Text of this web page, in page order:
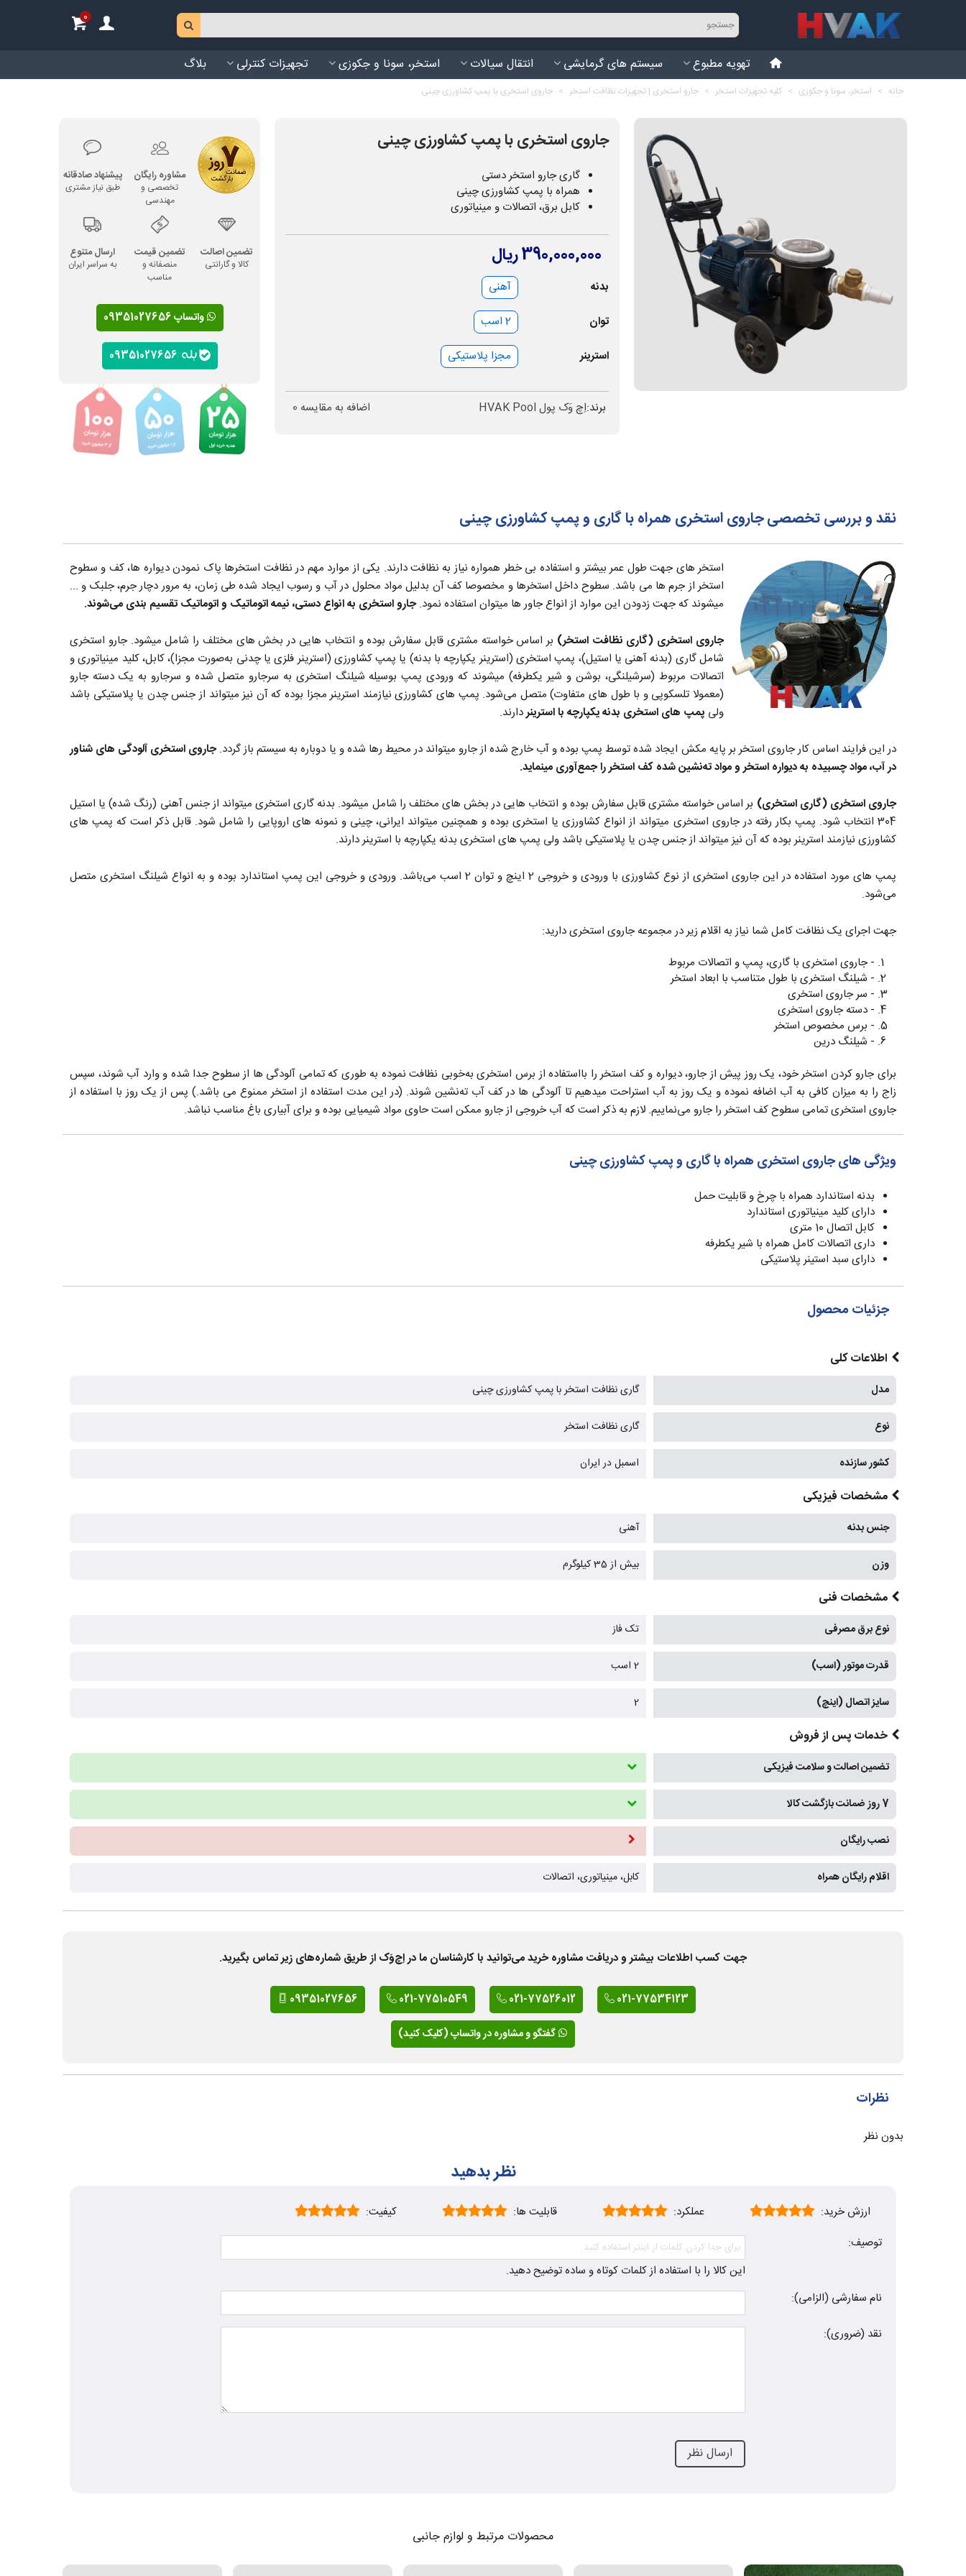
0
تهویه مطبوع سیستم های گرمایشی انتقال سیالات استخر، سونا و جکوزی تجهیزات کنترلی بلاگ
خانه > استخر، سونا و جکوزی > کلیه تجهیزات استخر > جارو استخری | تجهیزات نظافت استخر > جاروی استخری با پمپ کشاورزی چینی
جاروی استخری با پمپ کشاورزی چینی
گاری جارو استخر دستی
همراه با پمپ کشاورزی چینی
کابل برق، اتصالات و مینیاتوری
390,000,000 ریال
بدنه
آهنی
توان
2 اسب
استرینر
مجزا پلاستیکی
برند:اِچ وَک پول HVAK Pool اضافه به مقایسه 0
مشاوره رایگان
تخصصی و
مهندسی
پیشنهاد صادقانه
طبق نیاز مشتری
تضمین اصالت
کالا و گارانتی
تضمین قیمت
منصفانه و
مناسب
ارسال متنوع
به سراسر ایران
واتساپ 09351027656
نقد و بررسی تخصصی جاروی استخری همراه با گاری و پمپ کشاورزی چینی
استخر های جهت طول عمر بیشتر و استفاده بی خطر همواره نیاز به نظافت دارند. یکی از موارد مهم در نظافت استخرها پاک نمودن دیواره ها، کف و سطوح
استخر از جرم ها می باشد. سطوح داخل استخرها و مخصوصا کف آن بدلیل مواد محلول در آب و رسوب ایجاد شده طی زمان، به مرور دچار جرم، جلبک و ...
میشوند که جهت زدودن این موارد از انواع جاور ها میتوان استفاده نمود. جارو استخری به انواع دستی، نیمه اتوماتیک و اتوماتیک تقسیم بندی می‌شوند.
جاروی استخری (گاری نظافت استخر) بر اساس خواسته مشتری قابل سفارش بوده و انتخاب هایی در بخش های مختلف را شامل میشود. جارو استخری
شامل گاری (بدنه آهنی یا استیل)، پمپ استخری (استرینر یکپارچه با بدنه) یا پمپ کشاورزی (استرینر فلزی یا چدنی به‌صورت مجزا)، کابل، کلید مینیاتوری و
اتصالات مربوط (سرشیلنگی، بوشن و شیر یکطرفه) میشوند که ورودی پمپ بوسیله شیلنگ استخری به سرجارو متصل شده و سرجارو به یک دسته جارو
(معمولا تلسکوپی و با طول های متفاوت) متصل می‌شود. پمپ های کشاورزی نیازمند استرینر مجزا بوده که آن نیز میتواند از جنس چدن یا پلاستیکی باشد
ولی پمپ های استخری بدنه یکپارچه با استرینردارند.
در این فرایند اساس کار جاروی استخر بر پایه مکش ایجاد شده توسط پمپ بوده و آب خارج شده از جارو میتواند در محیط رها شده و یا دوباره به سیستم باز گردد. جاروی استخری آلودگی های شناور
در آب، مواد چسبیده به دیواره استخر و مواد ته‌نشین شده کف استخر را جمع‌آوری مینماید.
جاروی استخری (گاری استخری) بر اساس خواسته مشتری قابل سفارش بوده و انتخاب هایی در بخش های مختلف را شامل میشود. بدنه گاری استخری میتواند از جنس آهنی (رنگ شده) یا استیل
304 انتخاب شود. پمپ بکار رفته در جاروی استخری میتواند از انواع کشاورزی یا استخری بوده و همچنین میتواند ایرانی، چینی و نمونه های اروپایی را شامل شود. قابل ذکر است که پمپ های
کشاورزی نیازمند استرینر بوده که آن نیز میتواند از جنس چدن یا پلاستیکی باشد ولی پمپ های استخری بدنه یکپارچه با استرینر دارند.
پمپ های مورد استفاده در این جاروی استخری از نوع کشاورزی با ورودی و خروجی 2 اینچ و توان 2 اسب می‌باشد. ورودی و خروجی این پمپ استاندارد بوده و به انواع شیلنگ استخری متصل
می‌شود.
جهت اجرای یک نظافت کامل شما نیاز به اقلام زیر در مجموعه جاروی استخری دارید:
- جاروی استخری با گاری، پمپ و اتصالات مربوط
- شیلنگ استخری با طول متناسب با ابعاد استخر
- سر جاروی استخری
- دسته جاروی استخری
- برس مخصوص استخر
- شیلنگ درین
برای جارو کردن استخر خود، یک روز پیش از جارو، دیواره و کف استخر را بااستفاده از برس استخری به‌خوبی نظافت نموده به طوری که تمامی آلودگی ها از سطوح جدا شده و وارد آب شوند، سپس
زاج را به میزان کافی به آب اضافه نموده و یک روز به آب استراحت میدهیم تا آلودگی ها در کف آب ته‌نشین شوند. (در این مدت استفاده از استخر ممنوع می باشد.) پس از یک روز با استفاده از
جاروی استخری تمامی سطوح کف استخر را جارو می‌نماییم. لازم به ذکر است که آب خروجی از جارو ممکن است حاوی مواد شیمیایی بوده و برای آبیاری باغ مناسب نباشد.
ویژگی های جاروی استخری همراه با گاری و پمپ کشاورزی چینی
بدنه استاندارد همراه با چرخ و قابلیت حمل
دارای کلید مینیاتوری استاندارد
کابل اتصال 10 متری
داری اتصالات کامل همراه با شیر یکطرفه
دارای سبد استینر پلاستیکی
جزئیات محصول
اطلاعات کلی
مدل گاری نظافت استخر با پمپ کشاورزی چینی
نوع گاری نظافت استخر
کشور سازنده اسمبل در ایران
مشخصات فیزیکی
جنس بدنه آهنی
وزن بیش از 35 کیلوگرم
مشخصات فنی
نوع برق مصرفی تک فاز
قدرت موتور (اسب) 2 اسب
سایز اتصال (اینچ) 2
خدمات پس از فروش
تضمین اصالت و سلامت فیزیکی
7 روز ضمانت بازگشت کالا
نصب رایگان
اقلام رایگان همراه کابل، مینیاتوری، اتصالات
جهت کسب اطلاعات بیشتر و دریافت مشاوره خرید می‌توانید با کارشناسان ما در اِچ‌وَک از طریق شماره‌های زیر تماس بگیرید.
021-77534123
021-77526012
021-77510549
09351027656
گفتگو و مشاوره در واتساپ (کلیک کنید)
نظرات
بدون نظر
نظر بدهید
ارزش خرید: عملکرد: قابلیت ها:
کیفیت:
توصیف:
این کالا را با استفاده از کلمات کوتاه و ساده توضیح دهید.
نام سفارشی (الزامی):
نقد (ضروری):
محصولات مرتبط و لوازم جانبی